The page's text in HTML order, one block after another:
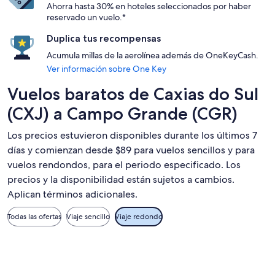
Ahorra hasta 30% en hoteles seleccionados por haber
reservado un vuelo.*
Duplica tus recompensas
Acumula millas de la aerolínea además de OneKeyCash.
Ver información sobre One Key
Vuelos baratos de Caxias do Sul
(CXJ) a Campo Grande (CGR)
Los precios estuvieron disponibles durante los últimos 7
días y comienzan desde $89 para vuelos sencillos y para
vuelos rendondos, para el periodo especificado. Los
precios y la disponibilidad están sujetos a cambios.
Aplican términos adicionales.
Todas las ofertas Viaje sencillo Viaje redondo